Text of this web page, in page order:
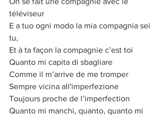
téléviseur
E a tuo ogni modo la mia compagnia sei
tu,
Et à ta façon la compagnie c’est toi
Quanto mi capita di sbagliare
Comme il m’arrive de me tromper
Sempre vicina all'imperfezione
Toujours proche de l’imperfection
Quanto mi manchi, quanto, quanto mi